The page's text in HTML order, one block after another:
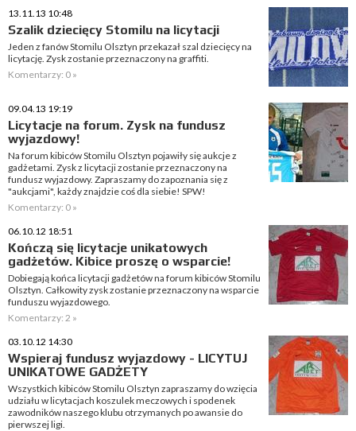
13.11.13 10:48
Szalik dziecięcy Stomilu na licytacji
Jeden z fanów Stomilu Olsztyn przekazał szal dziecięcy na
licytację. Zysk zostanie przeznaczony na graffiti.
Komentarzy: 0 »
09.04.13 19:19
Licytacje na forum. Zysk na fundusz
wyjazdowy!
Na forum kibiców Stomilu Olsztyn pojawiły się aukcje z
gadżetami. Zysk z licytacji zostanie przeznaczony na
fundusz wyjazdowy. Zapraszamy do zapoznania się z
"aukcjami", każdy znajdzie coś dla siebie! SPW!
Komentarzy: 0 »
06.10.12 18:51
Kończą się licytacje unikatowych
gadżetów. Kibice proszę o wsparcie!
Dobiegają końca licytacji gadżetów na forum kibiców Stomilu
Olsztyn. Całkowity zysk zostanie przeznaczony na wsparcie
funduszu wyjazdowego.
Komentarzy: 2 »
03.10.12 14:30
Wspieraj fundusz wyjazdowy - LICYTUJ
UNIKATOWE GADŻETY
Wszystkich kibiców Stomilu Olsztyn zapraszamy do wzięcia
udziału w licytacjach koszulek meczowych i spodenek
zawodników naszego klubu otrzymanych po awansie do
pierwszej ligi.